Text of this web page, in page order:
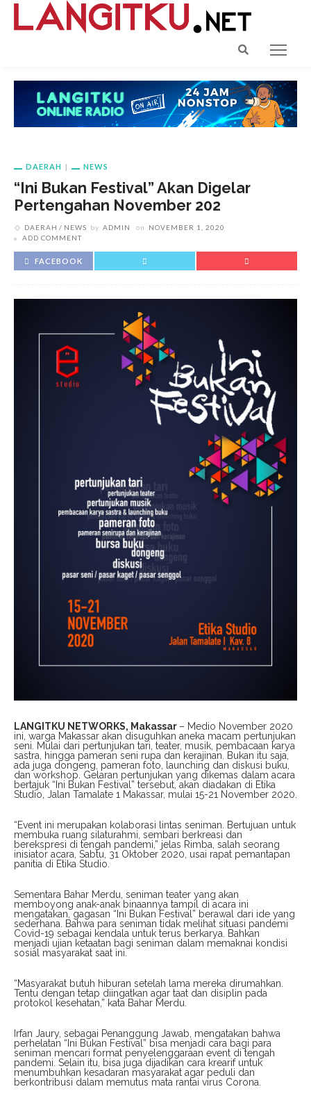
DAERAH NEWS
“Ini Bukan Festival” Akan Digelar
Pertengahan November 202
DAERAH NEWS by ADMIN on
NOVEMBER 1, 2020
ADD COMMENT
FACEBOOK
LANGITKU NETWORKS, Makassar – Medio November 2020
ini, warga Makassar akan disuguhkan aneka macam pertunjukan
seni. Mulai dari pertunjukan tari, teater, musik, pembacaan karya
sastra, hingga pameran seni rupa dan kerajinan. Bukan itu saja,
ada juga dongeng, pameran foto, launching dan diskusi buku,
dan workshop. Gelaran pertunjukan yang dikemas dalam acara
bertajuk “Ini Bukan Festival” tersebut, akan diadakan di Etika
Studio, Jalan Tamalate 1 Makassar, mulai 15-21 November 2020.
“Event ini merupakan kolaborasi lintas seniman. Bertujuan untuk
membuka ruang silaturahmi, sembari berkreasi dan
berekspresi di tengah pandemi,” jelas Rimba, salah seorang
inisiator acara, Sabtu, 31 Oktober 2020, usai rapat pemantapan
panitia di Etika Studio.
Sementara Bahar Merdu, seniman teater yang akan
memboyong anak-anak binaannya tampil di acara ini
mengatakan, gagasan “Ini Bukan Festival” berawal dari ide yang
sederhana. Bahwa para seniman tidak melihat situasi pandemi
Covid-19 sebagai kendala untuk terus berkarya. Bahkan
menjadi ujian ketaatan bagi seniman dalam memaknai kondisi
sosial masyarakat saat ini.
“Masyarakat butuh hiburan setelah lama mereka dirumahkan.
Tentu dengan tetap diingatkan agar taat dan disiplin pada
protokol kesehatan,” kata Bahar Merdu.
Irfan Jaury, sebagai Penanggung Jawab, mengatakan bahwa
perhelatan “Ini Bukan Festival” bisa menjadi cara bagi para
seniman mencari format penyelenggaraan event di tengah
pandemi. Selain itu, bisa juga dijadikan cara krearif untuk
menumbuhkan kesadaran masyarakat agar peduli dan
berkontribusi dalam memutus mata rantai virus Corona.